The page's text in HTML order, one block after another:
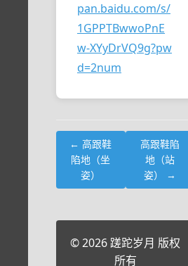
pan.baidu.com/s/
1GPPTBwwoPnE
w-XYyDrVQ9g?pw
d=2num
← 高跟鞋
陷地（坐
姿）
高跟鞋陷
地（站
姿） →
© 2026 蹉跎岁月 版权
所有